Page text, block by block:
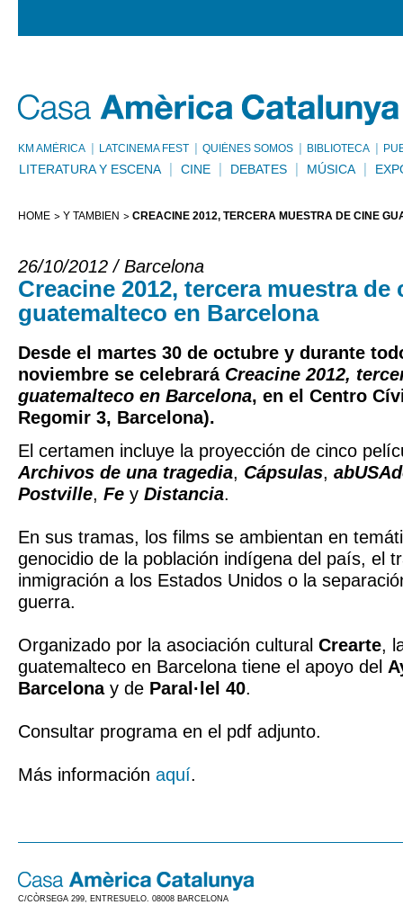
KM AMÈRICA LATCINEMA FEST QUIÉNES SOMOS BIBLIOTECA
LITERATURA Y ESCENA CINE DEBATES MÚSICA
HOME Y TAMBIÉN CREACINE 2012, TERCERA MUESTRA DE CINE
26/10/2012 / Barcelona
Creacine 2012, tercera muestra de
guatemalteco en Barcelona
Desde el martes 30 de octubre y durante
noviembre se celebrará Creacine 2012,
guatemalteco en Barcelona, en el Centro
Regomir 3, Barcelona).
El certamen incluye la proyección de cinco
Archivos de una tragedia, Cápsulas,
Postville, Fe y Distancia.
En sus tramas, los films se ambientan en
genocidio de la población indígena del país, el
inmigración a los Estados Unidos o la
guerra.
Organizado por la asociación cultural Crearte,
guatemalteco en Barcelona tiene el apoyo del
Barcelonay de Paral·lel 40.
Consultar programa en el pdf adjunto.
Más información aquí.
C/CÒRSEGA 299, ENTRESUELO. 08008 BARCELONA